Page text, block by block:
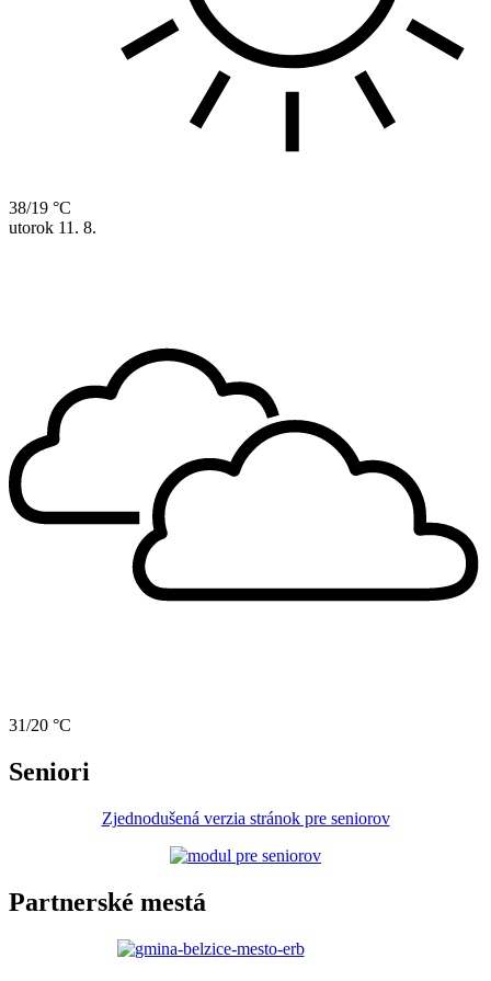
38/19 °C
utorok 11. 8.
31/20 °C
Seniori
Zjednodušená verzia stránok pre seniorov
Partnerské mestá